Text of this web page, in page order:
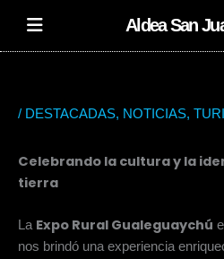
contenido
Aldea San
/ DESTACADAS, NOTICIAS,
Celebrando la cultura y la
tierra
La Expo Rural Gualeguaychú
nos brindó una experiencia